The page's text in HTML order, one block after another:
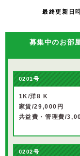
最終更新日
募集中のお部
0201号
1K/洋8 K
家賃/29,000円
共益費・管理費/
0202号